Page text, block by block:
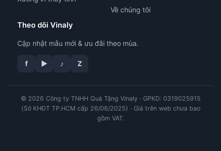
Về chúng tôi
Theo dõi Vinaly
Cập nhật mẫu mới & ưu đãi theo mùa.
f ▶ ♪ Z
© 2026 Công ty TNHH Quà Tặng Vinaly · GPKD: 0319025915
(Sở KHĐT TP.HCM cấp 26/06/2025) · Giá trên web chưa bao
gồm VAT.
tư vấn công nghệ in